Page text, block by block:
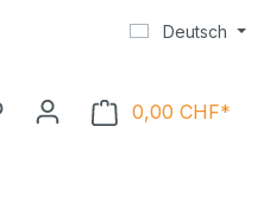
Deutsch
0,00 CHF*